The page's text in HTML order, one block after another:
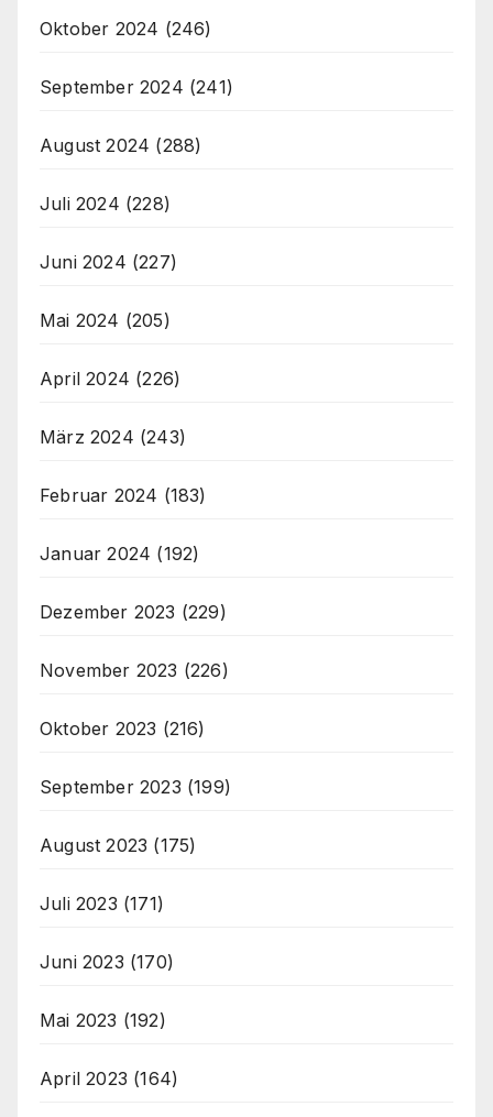
Oktober 2024 (246)
September 2024 (241)
August 2024 (288)
Juli 2024 (228)
Juni 2024 (227)
Mai 2024 (205)
April 2024 (226)
März 2024 (243)
Februar 2024 (183)
Januar 2024 (192)
Dezember 2023 (229)
November 2023 (226)
Oktober 2023 (216)
September 2023 (199)
August 2023 (175)
Juli 2023 (171)
Juni 2023 (170)
Mai 2023 (192)
April 2023 (164)